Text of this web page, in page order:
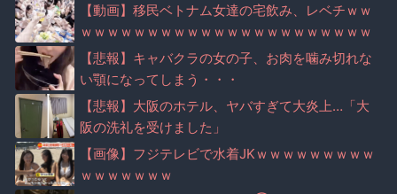
【動画】移民ベトナム女達の宅飲み、レベチｗｗ
ｗｗｗｗｗｗｗｗｗｗｗｗｗｗｗｗｗｗｗｗｗｗ
【悲報】キャバクラの女の子、お肉を噛み切れな
い顎になってしまう・・・
【悲報】大阪のホテル、ヤバすぎて大炎上…「大
阪の洗礼を受けました」
【画像】フジテレビで水着JKｗｗｗｗｗｗｗｗｗ
ｗｗｗｗｗｗｗ